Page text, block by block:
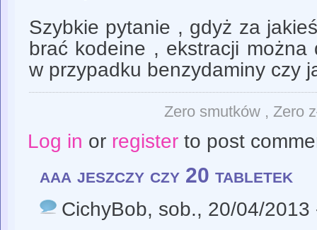
Szybkie pytanie , gdyż za
brać kodeine , ekstracji
w przypadku benzydaminy czy
Zero smutków , Zero
Log in or registerto post
aaa jeszczy czy 20 tabletek
CichyBob, sob., 20/04/2013